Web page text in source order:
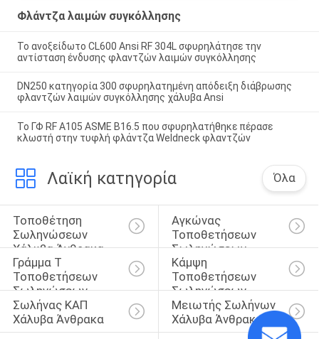
Φλάντζα λαιμών συγκόλλησης
Το ανοξείδωτο CL600 Ansi RF 304L σφυρηλάτησε την
αντίσταση ένδυσης φλαντζών λαιμών συγκόλλησης
DN250 κατηγορία 300 σφυρηλατημένη απόδειξη διάβρωσης
φλαντζών λαιμών συγκόλλησης χάλυβα Ansi
Το ΓΦ RF A105 ASME B16.5 που σφυρηλατήθηκε πέρασε
κλωστή στην τυφλή φλάντζα Weldneck φλαντζών
Λαϊκή κατηγορία Όλα
Τοποθέτηση
Σωληνώσεων
Χάλυβα Άνθρακα
Αγκώνας
Τοποθετήσεων
Σωληνώσεων
Γράμμα Τ
Τοποθετήσεων
Σωληνώσεων
Κάμψη
Τοποθετήσεων
Σωληνώσεων
Σωλήνας ΚΑΠ
Χάλυβα Άνθρακα
Μειωτής Σωλήνων
Χάλυβα Άνθρακα